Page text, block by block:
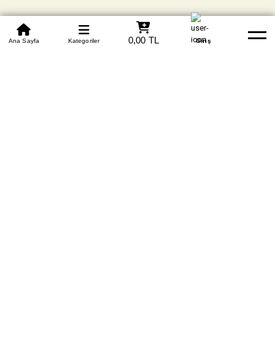
0850 305 09 70
Beden Tablosu Banka Hesapları Whatsapp Yardım
Ana Sayfa Kategoriler 0,00 TL Giriş